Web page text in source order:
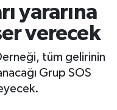
yararına
verecek
tüm gelirinin
Grup SOS